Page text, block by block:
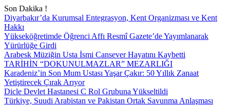
Son Dakika !
Diyarbakır’da Kurumsal Entegrasyon, Kent Organizması ve Kent
Hakkı
Yükseköğretimde Öğrenci Affı Resmî Gazete’de Yayımlanarak
Yürürlüğe Girdi
Arabesk Müziğin Usta İsmi Cansever Hayatını Kaybetti
TARİHİN “DOKUNULMAZLAR” MEZARLIĞI
Karadeniz’in Son Mum Ustası Yaşar Çakır: 50 Yıllık Zanaat
Yetiştirecek Çırak Arıyor
Dicle Devlet Hastanesi C Rol Grubuna Yükseltildi
Türkiye, Suudi Arabistan ve Pakistan Ortak Savunma Anlaşması